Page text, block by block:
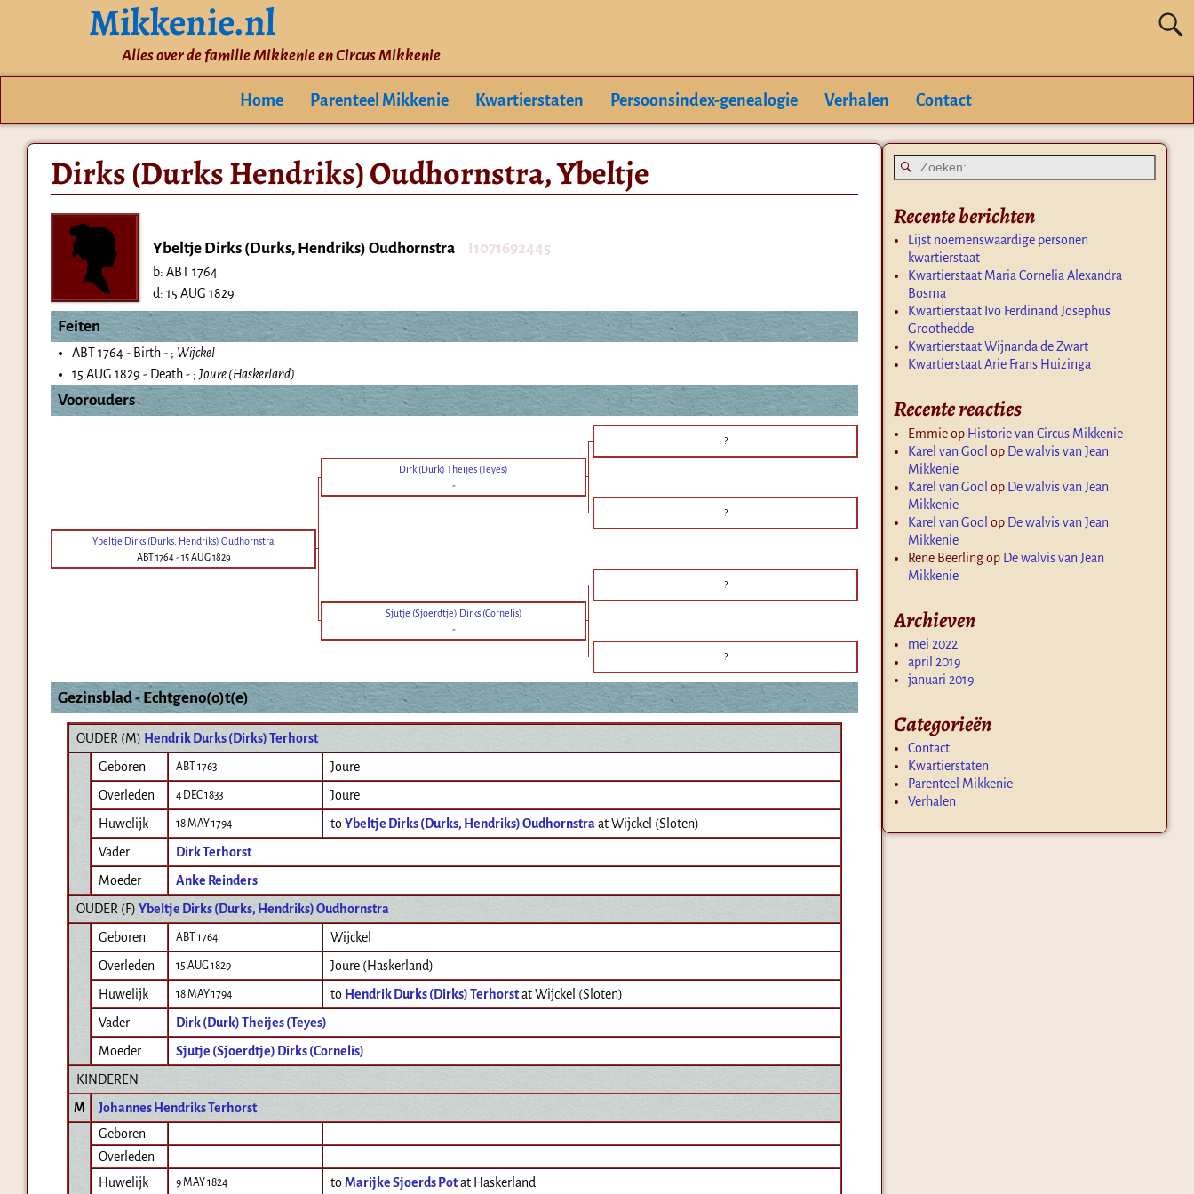
Mikkenie.nl
Alles over de familie Mikkenie en Circus Mikkenie
Home Parenteel Mikkenie Kwartierstaten Persoonsindex-genealogie Verhalen Contact
Dirks (Durks Hendriks) Oudhornstra, Ybeltje
Ybeltje Dirks (Durks, Hendriks) Oudhornstra I1071692445
b: ABT 1764
d: 15 AUG 1829
Feiten
ABT 1764 - Birth - ; Wijckel
15 AUG 1829 - Death - ; Joure (Haskerland)
Voorouders
?
Dirk (Durk) Theijes (Teyes)
-
?
Ybeltje Dirks (Durks, Hendriks) Oudhornstra
ABT 1764-15 AUG 1829
?
Sjutje (Sjoerdtje) Dirks (Cornelis)
-
?
Gezinsblad - Echtgeno(o)t(e)
OUDER (M) Hendrik Durks (Dirks) Terhorst
Geboren
ABT 1763
Joure
Overleden
4 DEC 1833
Joure
Huwelijk
18 MAY 1794 toYbeltje Dirks (Durks, Hendriks) Oudhornstraat Wijckel (Sloten)
Vader
Dirk Terhorst
Moeder
Anke Reinders
OUDER (F) Ybeltje Dirks (Durks, Hendriks) Oudhornstra
Geboren
ABT 1764
Wijckel
Overleden
15 AUG 1829
Joure (Haskerland)
Huwelijk
18 MAY 1794 to Hendrik Durks (Dirks) Terhorstat Wijckel (Sloten)
Vader
Dirk (Durk) Theijes (Teyes)
Moeder
Sjutje (Sjoerdtje) Dirks (Cornelis)
KINDEREN
M
Johannes Hendriks Terhorst
Geboren
Overleden
Huwelijk
9 MAY 1824 toMarijke Sjoerds Potat Haskerland
Recente berichten
Lijst noemenswaardige personen
kwartierstaat
Kwartierstaat Maria Cornelia Alexandra
Bosma
Kwartierstaat Ivo Ferdinand Josephus
Groothedde
Kwartierstaat Wijnanda de Zwart
Kwartierstaat Arie Frans Huizinga
Recente reacties
Emmieop Historie van Circus Mikkenie
Karel van Gool op De walvis van Jean
Mikkenie
Karel van Gool op De walvis van Jean
Mikkenie
Karel van Gool op De walvis van Jean
Mikkenie
Rene Beerlingop De walvis van Jean
Mikkenie
Archieven
mei 2022
april 2019
januari 2019
Categorieën
Contact
Kwartierstaten
Parenteel Mikkenie
Verhalen